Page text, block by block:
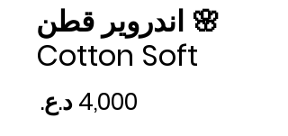
🌸 اندروير قطن
Cotton Soft